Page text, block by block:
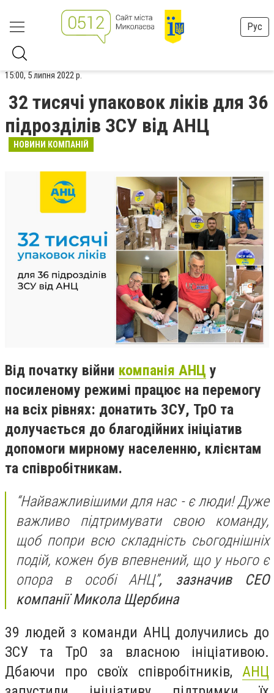
Рус
15:00, 5 липня 2022 р.
32 тисячі упаковок ліків для 36
підрозділів ЗСУ від АНЦ
НОВИНИ КОМПАНІЙ
Від початку війни компанія АНЦ у
посиленому режимі працює на перемогу
на всіх рівнях: донатить ЗСУ, ТрО та
долучається до благодійних ініціатив
допомоги мирному населенню, клієнтам
та співробітникам.
“Найважливішими для нас - є люди! Дуже
важливо підтримувати свою команду,
щоб попри всю складність сьогоднішніх
подій, кожен був впевнений, що у нього є
опора в особі АНЦ”, зазначив СЕО
компанії Микола Щербина
39 людей з команди АНЦ долучились до
ЗСУ та ТрО за власною ініціативою.
Дбаючи про своїх співробітників, АНЦ